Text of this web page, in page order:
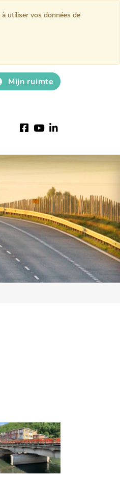
Mijn ruimte
Facebook
YouTube
LinkedIn
utiliser vos données de